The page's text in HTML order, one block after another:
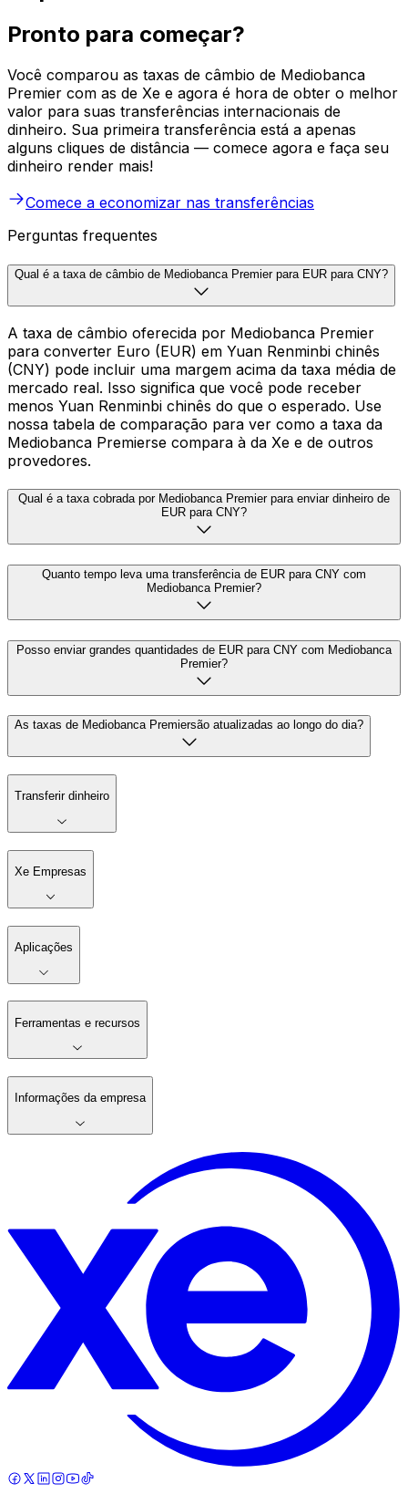
Pronto para começar?
Você comparou as taxas de câmbio de Mediobanca
Premier com as de Xe e agora é hora de obter o melhor
valor para suas transferências internacionais de
dinheiro. Sua primeira transferência está a apenas
alguns cliques de distância — comece agora e faça seu
dinheiro render mais!
Comece a economizar nas transferências
Perguntas frequentes
Qual é a taxa de câmbio de Mediobanca Premier para EUR para CNY?
A taxa de câmbio oferecida por Mediobanca Premier
para converter Euro (EUR) em Yuan Renminbi chinês
(CNY) pode incluir uma margem acima da taxa média de
mercado real. Isso significa que você pode receber
menos Yuan Renminbi chinês do que o esperado. Use
nossa tabela de comparação para ver como a taxa da
Mediobanca Premierse compara à da Xe e de outros
provedores.
Qual é a taxa cobrada por Mediobanca Premier para enviar dinheiro de
EUR para CNY?
Quanto tempo leva uma transferência de EUR para CNY com
Mediobanca Premier?
Posso enviar grandes quantidades de EUR para CNY com Mediobanca
Premier?
As taxas de Mediobanca Premiersão atualizadas ao longo do dia?
Transferir dinheiro
Xe Empresas
Aplicações
Ferramentas e recursos
Informações da empresa